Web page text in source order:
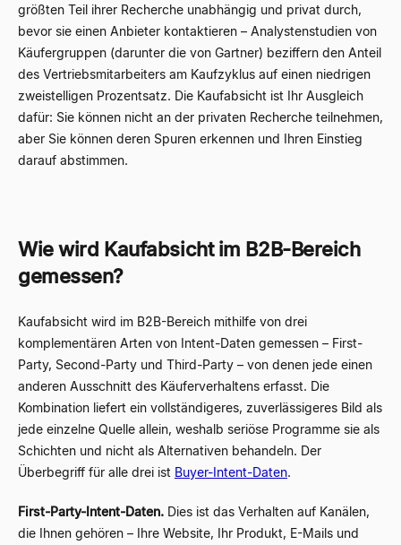
größten Teil ihrer Recherche unabhängig und privat durch,
bevor sie einen Anbieter kontaktieren – Analystenstudien von
Käufergruppen (darunter die von Gartner) beziffern den Anteil
des Vertriebsmitarbeiters am Kaufzyklus auf einen niedrigen
zweistelligen Prozentsatz. Die Kaufabsicht ist Ihr Ausgleich
dafür: Sie können nicht an der privaten Recherche teilnehmen,
aber Sie können deren Spuren erkennen und Ihren Einstieg
darauf abstimmen.
Wie wird Kaufabsicht im B2B-Bereich
gemessen?
Kaufabsicht wird im B2B-Bereich mithilfe von drei
komplementären Arten von Intent-Daten gemessen – First-
Party, Second-Party und Third-Party – von denen jede einen
anderen Ausschnitt des Käuferverhaltens erfasst. Die
Kombination liefert ein vollständigeres, zuverlässigeres Bild als
jede einzelne Quelle allein, weshalb seriöse Programme sie als
Schichten und nicht als Alternativen behandeln. Der
Überbegriff für alle drei ist Buyer-Intent-Daten.
First-Party-Intent-Daten. Dies ist das Verhalten auf Kanälen,
die Ihnen gehören – Ihre Website, Ihr Produkt, E-Mails und